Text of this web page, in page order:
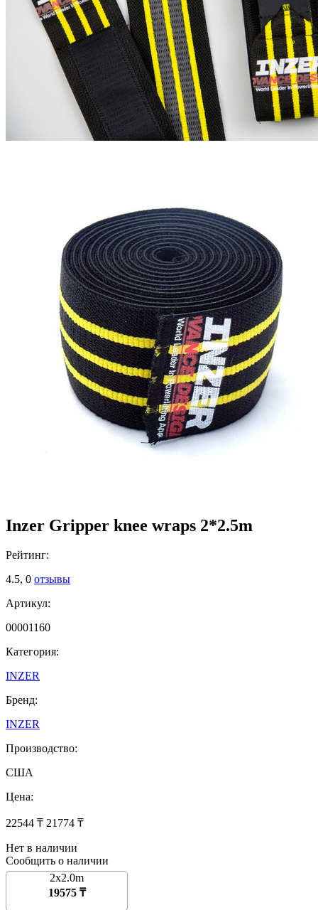
Inzer Gripper knee wraps 2*2.5m
Рейтинг:
4.5, 0 отзывы
Артикул:
00001160
Категория:
INZER
Бренд:
INZER
Производство:
США
Цена:
22544 ₸ 21774 ₸
Нет в наличии
Сообщить о наличии
2х2.0m
19575 ₸